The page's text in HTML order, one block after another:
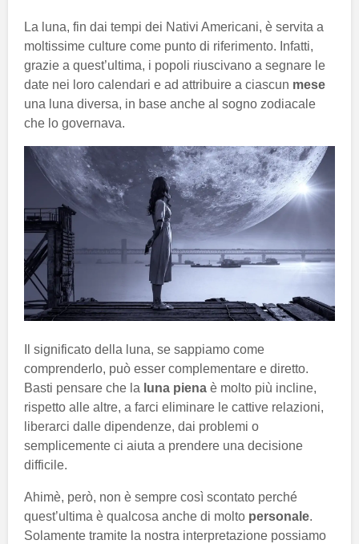
La luna, fin dai tempi dei Nativi Americani, è servita a
moltissime culture come punto di riferimento. Infatti,
grazie a quest’ultima, i popoli riuscivano a segnare le
date nei loro calendari e ad attribuire a ciascun mese
una luna diversa, in base anche al sogno zodiacale
che lo governava.
Il significato della luna, se sappiamo come
comprenderlo, può esser complementare e diretto.
Basti pensare che la luna piena è molto più incline,
rispetto alle altre, a farci eliminare le cattive relazioni,
liberarci dalle dipendenze, dai problemi o
semplicemente ci aiuta a prendere una decisione
difficile.
Ahimè, però, non è sempre così scontato perché
quest’ultima è qualcosa anche di molto personale.
Solamente tramite la nostra interpretazione possiamo